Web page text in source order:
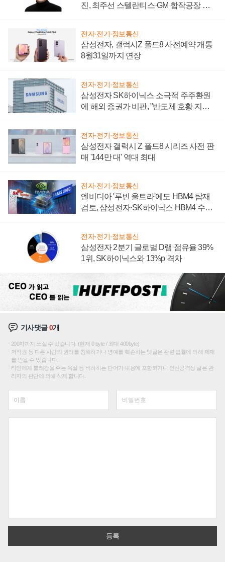
진, 최주선 스텔란티스·GM 합작공장 건
전자·전기·정보통신
삼성전자, 갤럭시Z 폴드8 사전예약 개통
8월31일까지 연장
전자·전기·정보통신
삼성전자 SK하이닉스 소극적 주주환원
에 해외 증권가 비판, "반도체 호황 지속
전자·전기·정보통신
삼성전자 갤럭시 Z 폴드8 시리즈 사전 판
매 '144만 대' 역대 최대
전자·전기·정보통신
엔비디아 '루빈 울트라'에도 HBM4 탑재
검토, 삼성전자·SK하이닉스 HBM4 수율
전자·전기·정보통신
삼성전자 2분기 글로벌 D램 점유율 39%
1위, SK하이닉스와 13%p 격차
기사댓글0개
200자까지 쓰실 수 있습니다. (현재 0 byte / 최대 400byte)
저작권 등 다른 사람의 권리를 침해하거나 명예를 훼손하는 댓글은 관련 법률에 의해 제재
를 받을 수 있습니다.
타인에게 불쾌감을 주는 욕설 등 비하하는 단어가 내용에 포함되거나 인신공격성 글은 관
리자의 판단에 의해 삭제 합니다.